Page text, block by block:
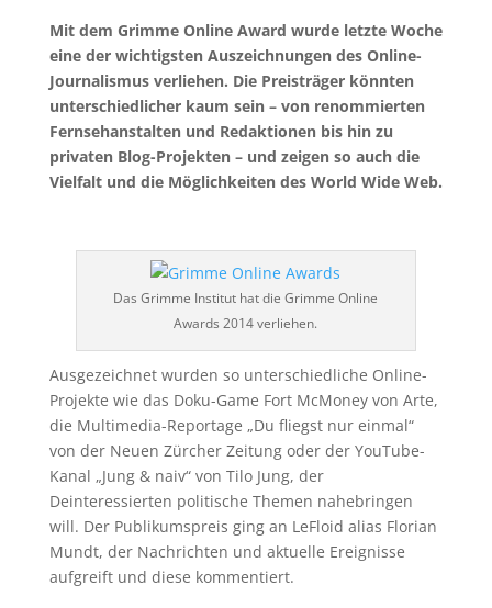
Mit dem Grimme Online Award wurde letzte Woche
eine der wichtigsten Auszeichnungen des Online-
Journalismus verliehen. Die Preisträger könnten
unterschiedlicher kaum sein – von renommierten
Fernsehanstalten und Redaktionen bis hin zu
privaten Blog-Projekten – und zeigen so auch die
Vielfalt und die Möglichkeiten des World Wide Web.
Das Grimme Institut hat die Grimme Online
Awards 2014 verliehen.
Ausgezeichnet wurden so unterschiedliche Online-
Projekte wie das Doku-Game Fort McMoney von Arte,
die Multimedia-Reportage „Du fliegst nur einmal“
von der Neuen Zürcher Zeitung oder der YouTube-
Kanal „Jung & naiv“ von Tilo Jung, der
Deinteressierten politische Themen nahebringen
will. Der Publikumspreis ging an LeFloid alias Florian
Mundt, der Nachrichten und aktuelle Ereignisse
aufgreift und diese kommentiert.